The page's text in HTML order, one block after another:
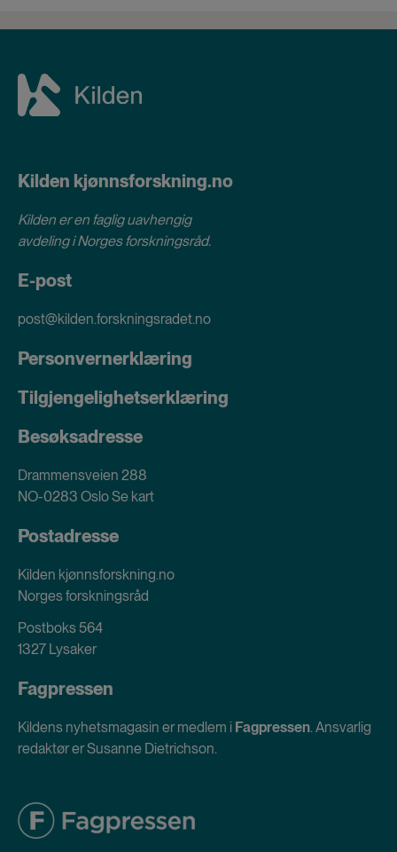
Kilden kjønnsforskning.no
Kilden er en faglig uavhengig
avdeling iNorges forskningsråd.
E-post
post@kilden.forskningsradet.no
Personvernerklæring
Tilgjengelighetserklæring
Besøksadresse
Drammensveien 288
NO-0283 OsloSe kart
Postadresse
Kilden kjønnsforskning.no
Norges forskningsråd
Postboks 564
1327 Lysaker
Fagpressen
Kildens nyhetsmagasin er medlem i Fagpressen. Ansvarlig
redaktør er Susanne Dietrichson.